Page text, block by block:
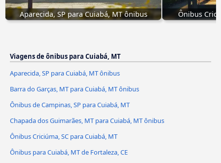
Aparecida, SP para Cuiabá, MT ônibus Ônibus
Viagens de ônibus para Cuiabá, MT
Aparecida, SP para Cuiabá, MT ônibus
Barra do Garças, MT para Cuiabá, MT ônibus
Ônibus de Campinas, SP para Cuiabá, MT
Chapada dos Guimarães, MT para Cuiabá, MT ônibus
Ônibus Criciúma, SC para Cuiabá, MT
Ônibus para Cuiabá, MT de Fortaleza, CE